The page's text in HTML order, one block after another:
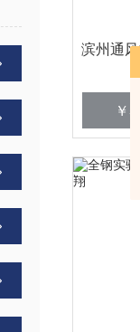
滨州通
￥